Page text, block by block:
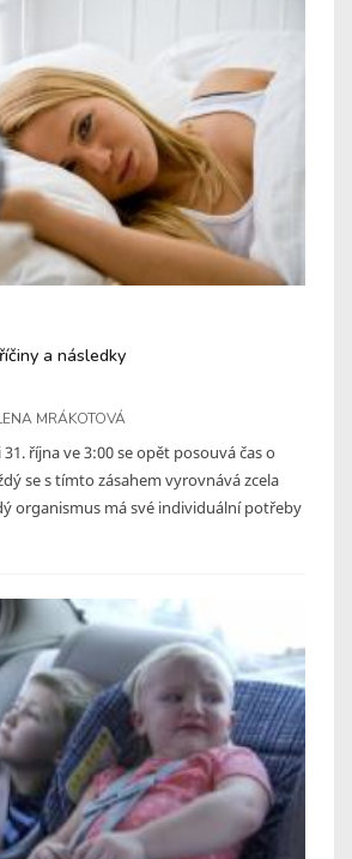
a následky
MRÁKOTOVÁ
října ve 3:00 se opět posouvá čas o
se s tímto zásahem vyrovnává zcela
organismus má své individuální potřeby